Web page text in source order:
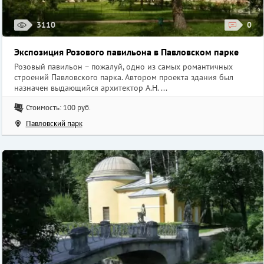
3110 0
Экспозиция Розового павильона в Павловском парке
Розовый павильон – пожалуй, одно из самых романтичных
строений Павловского парка. Автором проекта здания был
назначен выдающийся архитектор А.Н. ...
Стоимость: 100 руб.
Павловский парк